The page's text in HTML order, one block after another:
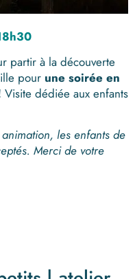
partir à la découverte
pour une soirée en
Visite dédiée aux enfants
les enfants de
Merci de votre